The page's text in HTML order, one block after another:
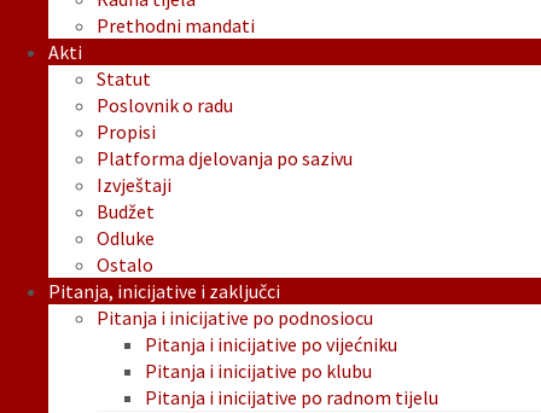
Prethodni mandati
Akti
Statut
Poslovnik o radu
Propisi
Platforma djelovanja po sazivu
Izvještaji
Budžet
Odluke
Ostalo
Pitanja, inicijative i zaključci
Pitanja i inicijative po podnosiocu
Pitanja i inicijative po vijećniku
Pitanja i inicijative po klubu
Pitanja i inicijative po radnom tijelu